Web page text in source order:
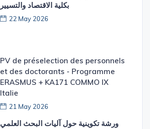
بكلية الاقتصاد والتسيير
22 May 2026
PV de préselection des personnels
et des doctorants - Programme
ERASMUS + KA171 COMMO IX
Italie
21 May 2026
ورشة تكوينية حول آليات البحث العلمي